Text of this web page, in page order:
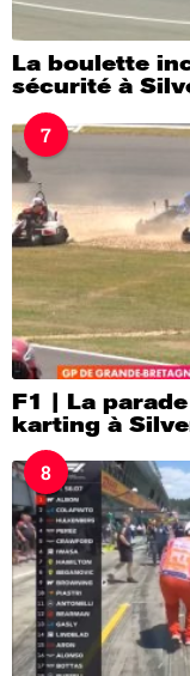
La boulette
sécurité à
7
F1 | La
karting à
8